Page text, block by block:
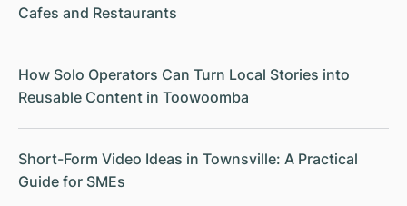
Cafes and Restaurants
How Solo Operators Can Turn Local Stories into
Reusable Content in Toowoomba
Short-Form Video Ideas in Townsville: A Practical
Guide for SMEs